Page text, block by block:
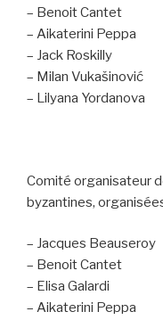
– Benoit Cantet
– Aikaterini Peppa
– Jack Roskilly
– Milan Vukašinović
– Lilyana Yordanova
Comité organisateur
byzantines,
– Jacques Beauseroy
– Benoit Cantet
– Elisa Galardi
– Aikaterini Peppa